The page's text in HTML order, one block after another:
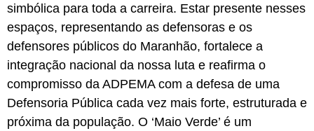
simbólica para toda a carreira. Estar presente nesses
espaços, representando as defensoras e os
defensores públicos do Maranhão, fortalece a
integração nacional da nossa luta e reafirma o
compromisso da ADPEMA com a defesa de uma
Defensoria Pública cada vez mais forte, estruturada e
próxima da população. O ‘Maio Verde’ é um